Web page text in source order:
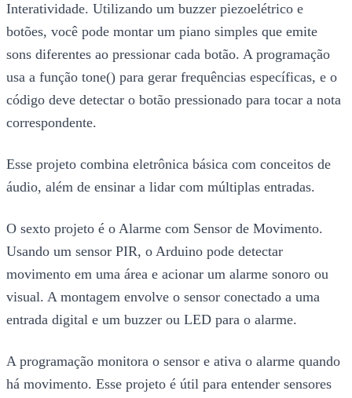
Interatividade. Utilizando um buzzer piezoelétrico e
botões, você pode montar um piano simples que emite
sons diferentes ao pressionar cada botão. A programação
usa a função tone() para gerar frequências específicas, e o
código deve detectar o botão pressionado para tocar a nota
correspondente.
Esse projeto combina eletrônica básica com conceitos de
áudio, além de ensinar a lidar com múltiplas entradas.
O sexto projeto é o Alarme com Sensor de Movimento.
Usando um sensor PIR, o Arduino pode detectar
movimento em uma área e acionar um alarme sonoro ou
visual. A montagem envolve o sensor conectado a uma
entrada digital e um buzzer ou LED para o alarme.
A programação monitora o sensor e ativa o alarme quando
há movimento. Esse projeto é útil para entender sensores